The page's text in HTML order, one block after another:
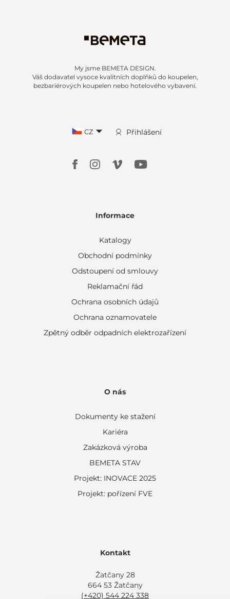
My jsme BEMETA DESIGN.
Váš dodavatel vysoce kvalitních doplňků do koupelen,
bezbariérových koupelen nebo hotelového vybavení.
CZ Přihlášení
Informace
Katalogy
Obchodní podmínky
Odstoupení od smlouvy
Reklamační řád
Ochrana osobních údajů
Ochrana oznamovatele
Zpětný odběr odpadních elektrozařízení
O nás
Dokumenty ke stažení
Kariéra
Zakázková výroba
BEMETA STAV
Projekt: INOVACE 2025
Projekt: pořízení FVE
Kontakt
Žatčany 28
664 53 Žatčany
(+420) 544 224 338